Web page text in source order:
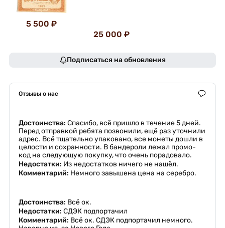
5 500 ₽
25 000 ₽
Подписаться на обновления
Отзывы о нас
Достоинства: Спасибо, всё пришло в течение 5 дней.
Перед отправкой ребята позвонили, ещё раз уточнили
адрес. Всё тщательно упаковано, все монеты дошли в
целости и сохранности. В бандероли лежал промо-
код на следующую покупку, что очень порадовало.
Недостатки: Из недостатков ничего не нашёл.
Комментарий: Немного завышена цена на серебро.
Достоинства: Всё ок.
Недостатки: СДЭК подпортачил
Комментарий: Всё ок. СДЭК подпортачил немного.